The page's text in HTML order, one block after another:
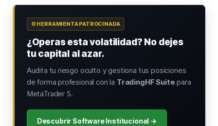
⚙️ HERRAMIENTA PATROCINADA
¿Operas esta volatilidad? No dejes
tu capital al azar.
Audita tu riesgo oculto y gestiona tus posiciones
de forma profesional con la TradingHF Suite para
MetaTrader 5.
Descubrir Software Institucional →